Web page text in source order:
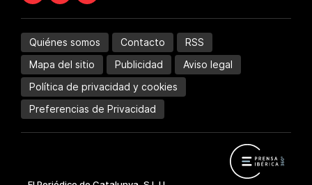
Quiénes somos Contacto
RSS
Mapa del sitio
Publicidad
Aviso legal
Política de privacidad y cookies
Preferencias de Privacidad